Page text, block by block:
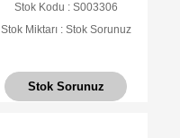
ONAYLI BEAM
Stok Kodu : S003306
Stok Miktarı : Stok Sorunuz
Stok Sorunuz